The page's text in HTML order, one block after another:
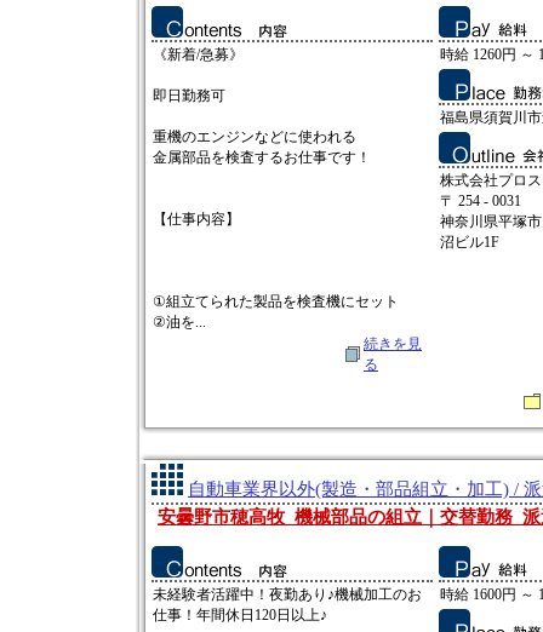
《新着/急募》
即日勤務可
重機のエンジンなどに使われる
金属部品を検査するお仕事です！
【仕事内容】
①組立てられた製品を検査機にセット
②油を...
続きを見
る
時給 1260円 ～
福島県須賀川
株式会社プロ
〒 254 - 0031
神奈川県平塚
沼ビル1F
自動車業界以外(製造・部品組立・加工) /
安曇野市穂高牧_機械部品の組立｜交替勤務_
未経験者活躍中！夜勤あり♪機械加工のお
仕事！年間休日120日以上♪
時給 1600円 ～